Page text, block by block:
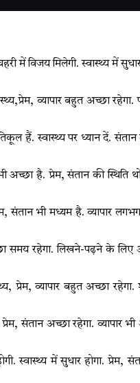
में विजय मिलेगी. स्वास्थ्य में
व्यापार बहुत अच्छा रहेगा.
हैं. स्वास्थ्य पर ध्यान दें. संतान
अच्छा है. प्रेम, संतान की स्थिति
भी मध्यम है. व्यापार लगभग
समय रहेगा. लिखने-पढ़ने के लिए
व्यापार बहुत अच्छा रहेगा.
संतान अच्छा रहेगा. व्यापार भी
स्वास्थ्य में सुधार होगा. प्रेम,